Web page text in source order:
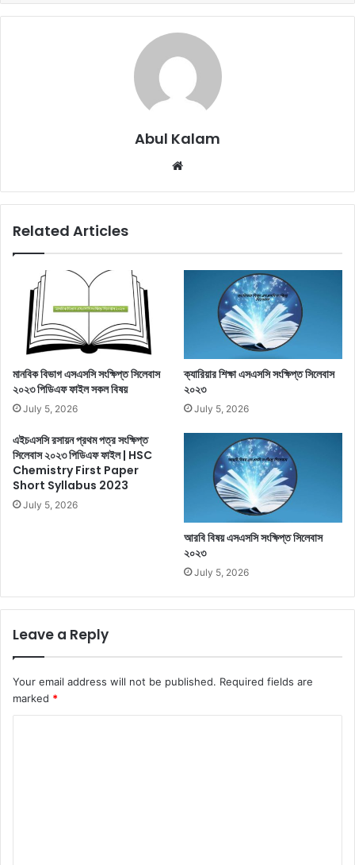
Abul Kalam
Related Articles
মানবিক বিভাগ এসএসসি সংক্ষিপ্ত সিলেবাস
২০২৩ পিডিএফ ফাইল সকল বিষয়
July 5, 2026
ক্যারিয়ার শিক্ষা এসএসসি সংক্ষিপ্ত সিলেবাস
২০২৩
July 5, 2026
এইচএসসি রসায়ন প্রথম পত্র সংক্ষিপ্ত
সিলেবাস ২০২৩ পিডিএফ ফাইল | HSC
Chemistry First Paper
Short Syllabus 2023
July 5, 2026
আরবি বিষয় এসএসসি সংক্ষিপ্ত সিলেবাস
২০২৩
July 5, 2026
Leave a Reply
Your email address will not be published. Required fields are
marked *